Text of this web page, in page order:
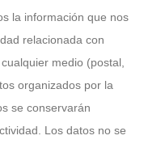
la información que nos
relacionada con
medio (postal,
organizados por la
se conservarán
Los datos no se